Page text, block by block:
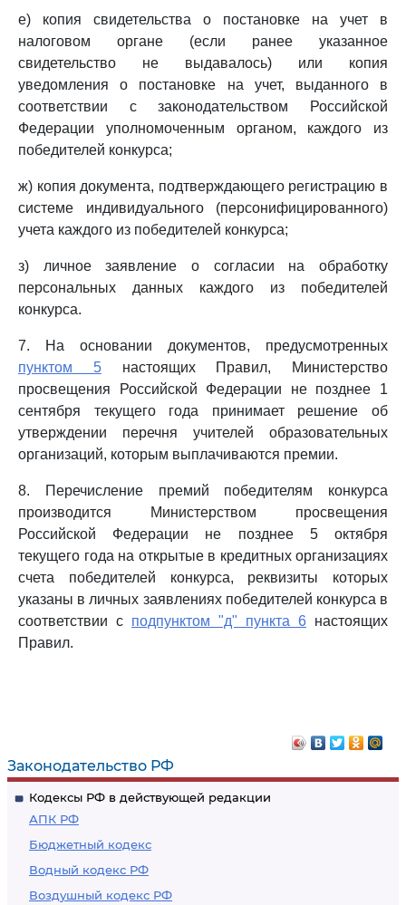
Законодательство РФ
Кодексы РФ в действующей редакции
АПК РФ
Бюджетный кодекс
Водный кодекс РФ
Воздушный кодекс РФ
е) копия свидетельства о постановке на учет в
налоговом органе (если ранее указанное
свидетельство не выдавалось) или копия
уведомления о постановке на учет, выданного в
соответствии с законодательством Российской
Федерации уполномоченным органом, каждого из
победителей конкурса;
ж) копия документа, подтверждающего регистрацию в
системе индивидуального (персонифицированного)
учета каждого из победителей конкурса;
з) личное заявление о согласии на обработку
персональных данных каждого из победителей
конкурса.
7. На основании документов, предусмотренных
пунктом 5настоящих Правил, Министерство
просвещения Российской Федерации не позднее 1
сентября текущего года принимает решение об
утверждении перечня учителей образовательных
организаций, которым выплачиваются премии.
8. Перечисление премий победителям конкурса
производится Министерством просвещения
Российской Федерации не позднее 5 октября
текущего года на открытые в кредитных организациях
счета победителей конкурса, реквизиты которых
указаны в личных заявлениях победителей конкурса в
соответствии с подпунктом "д" пункта 6 настоящих
Правил.